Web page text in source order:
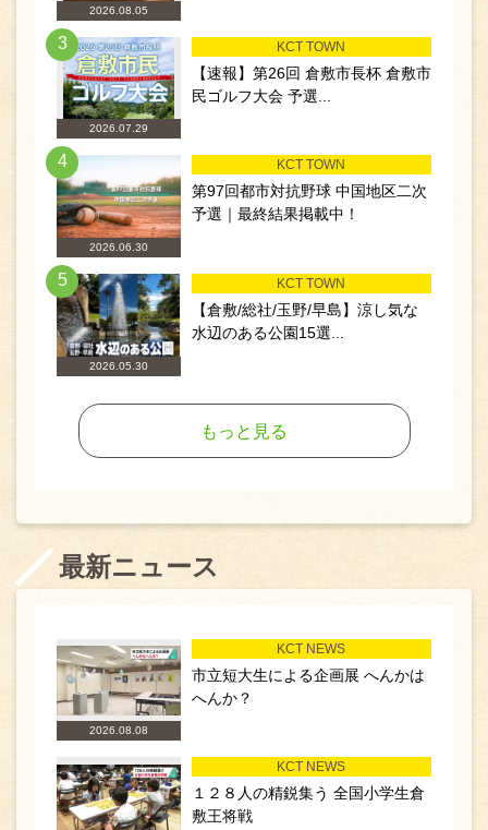
2026.08.05
3
2026.07.29
KCT TOWN
【速報】第26回 倉敷市長杯 倉敷市
民ゴルフ大会 予選...
4
2026.06.30
KCT TOWN
第97回都市対抗野球 中国地区二次
予選｜最終結果掲載中！
5
2026.05.30
KCT TOWN
【倉敷/総社/玉野/早島】涼し気な
水辺のある公園15選...
もっと見る
最新ニュース
2026.08.08
KCT NEWS
市立短大生による企画展 へんかは
へんか？
KCT NEWS
１２８人の精鋭集う 全国小学生倉
敷王将戦